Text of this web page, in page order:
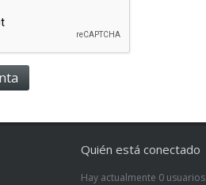
Quién está conectado
Hay actualmente 0 usuarios